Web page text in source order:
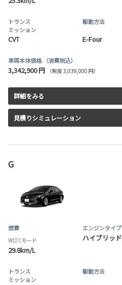
トランス
ミッション
CVT
駆動方法
E-Four
車両本体価格 （消費税込）
3,342,900 円 （税抜 3,039,000 円）
詳細をみる
見積りシミュレーション
G
燃費
WLTCモード
29.8km/L
エンジンタイプ
ハイブリッド
トランス
ミッション
駆動方法